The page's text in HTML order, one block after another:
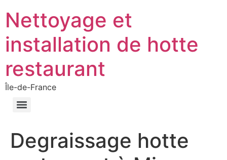
Nettoyage et
installation de hotte
restaurant
Île-de-France
Degraissage hotte